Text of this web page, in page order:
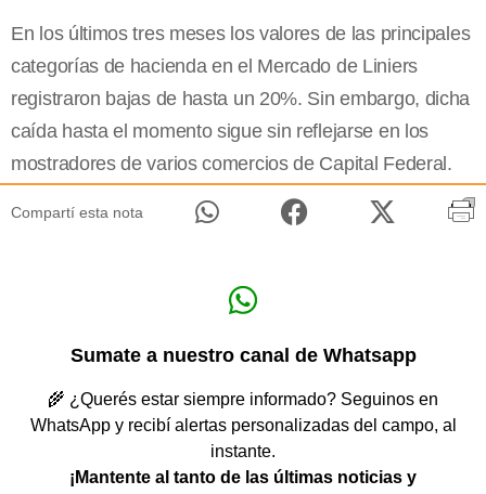
En los últimos tres meses los valores de las principales
categorías de hacienda en el Mercado de Liniers
registraron bajas de hasta un 20%. Sin embargo, dicha
caída hasta el momento sigue sin reflejarse en los
mostradores de varios comercios de Capital Federal.
Compartí esta nota
Sumate a nuestro canal de Whatsapp
🌾 ¿Querés estar siempre informado? Seguinos en
WhatsApp y recibí alertas personalizadas del campo, al
instante.
¡Mantente al tanto de las últimas noticias y